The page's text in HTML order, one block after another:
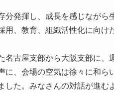
発揮し、成長を感じながら
用、教育、組織活性化に向け
古屋支部から大阪支部に、
、会場の空気は徐々に和ら
た。みなさんの対話が進む